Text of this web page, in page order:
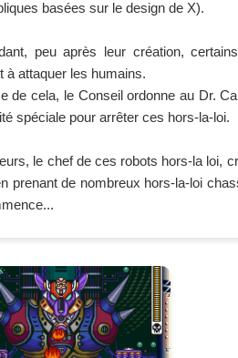
basées sur le design de X).
peu après leur création,
à attaquer les humains.
de cela, le Conseil ordonne au Dr.
spéciale pour arrêter ces hors-la-loi.
le chef de ces robots hors-la loi,
prenant de nombreux hors-la-loi